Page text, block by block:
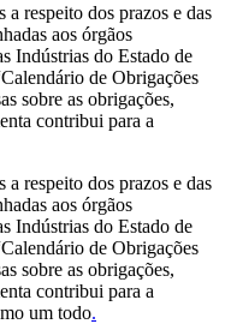
a respeito dos prazos e das
aos órgãos
Indústrias do Estado de
de Obrigações
sobre as obrigações,
contribui para a
a respeito dos prazos e das
aos órgãos
Indústrias do Estado de
de Obrigações
sobre as obrigações,
contribui para a
um todo.